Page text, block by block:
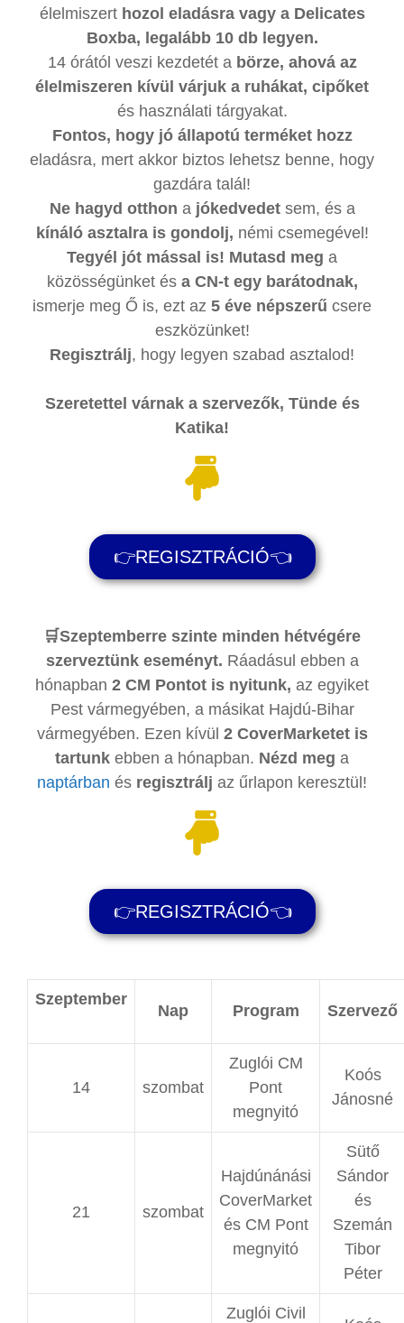
élelmiszerthozol eladásra vagy a Delicates
Boxba, legalább 10 db legyen.
14 órától veszi kezdetét abörze, ahová az
élelmiszeren kívül várjuk a ruhákat, cipőket
és használati tárgyakat.
Fontos, hogy jó állapotú terméket hozz
eladásra, mert akkor biztos lehetsz benne, hogy
gazdára talál!
Ne hagyd otthon ajókedvedetsem, és a
kínáló asztalra is gondolj, némi csemegével!
Tegyél jót mással is! Mutasd meg a
közösségünket ésa CN-t egy barátodnak,
ismerje meg Ő is, ezt az 5 éve népszerű csere
eszközünket!
Regisztrálj, hogy legyen szabad asztalod!
Szeretettel várnak a szervezők, Tünde és
Katika!
👉REGISZTRÁCIÓ👈
🛒Szeptemberre szinte minden hétvégére
szerveztünk eseményt. Ráadásul ebben a
hónapban 2 CM Pontot is nyitunk, az egyiket
Pest vármegyében, a másikat Hajdú-Bihar
vármegyében. Ezen kívül 2 CoverMarketet is
tartunk ebben a hónapban. Nézd meg a
naptárban és regisztrálj az űrlapon keresztül!
👉REGISZTRÁCIÓ👈
Szeptember
Nap Program Szervező
14 szombat
Zuglói CM
Pont
megnyitó
Koós
Jánosné
21 szombat
Hajdúnánási
CoverMarket
és CM Pont
megnyitó
Sütő
Sándor
és
Szemán
Tibor
Péter
Zuglói Civil